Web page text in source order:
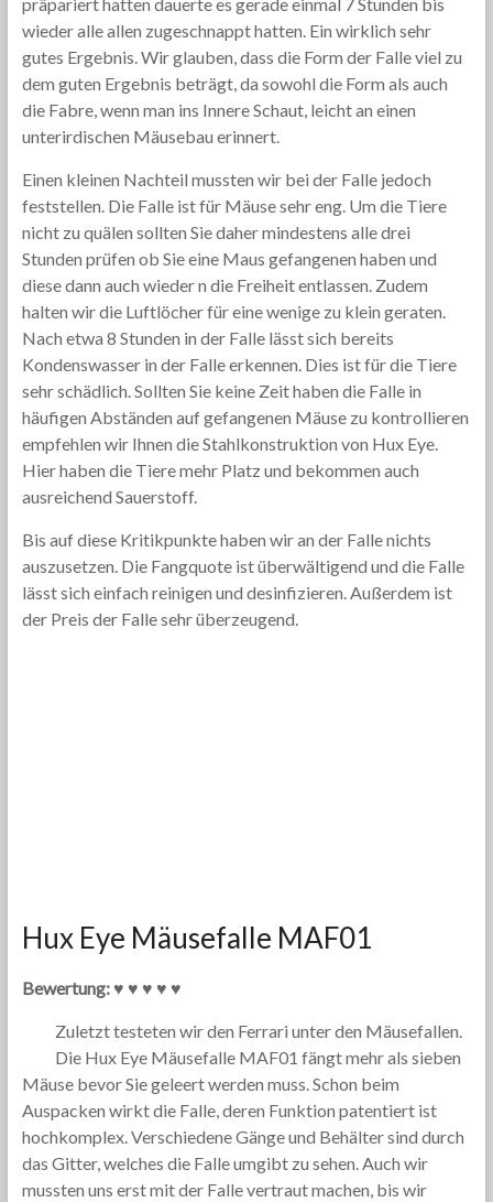
wieder alle allen zugeschnappt hatten. Ein wirklich sehr
gutes Ergebnis. Wir glauben, dass die Form der Falle viel zu
dem guten Ergebnis beträgt, da sowohl die Form als auch
die Fabre, wenn man ins Innere Schaut, leicht an einen
unterirdischen Mäusebau erinnert.
Einen kleinen Nachteil mussten wir bei der Falle jedoch
feststellen. Die Falle ist für Mäuse sehr eng. Um die Tiere
nicht zu quälen sollten Sie daher mindestens alle drei
Stunden prüfen ob Sie eine Maus gefangenen haben und
diese dann auch wieder n die Freiheit entlassen. Zudem
halten wir die Luftlöcher für eine wenige zu klein geraten.
Nach etwa 8 Stunden in der Falle lässt sich bereits
Kondenswasser in der Falle erkennen. Dies ist für die Tiere
sehr schädlich. Sollten Sie keine Zeit haben die Falle in
häufigen Abständen auf gefangenen Mäuse zu kontrollieren
empfehlen wir Ihnen die Stahlkonstruktion von Hux Eye.
Hier haben die Tiere mehr Platz und bekommen auch
ausreichend Sauerstoff.
Bis auf diese Kritikpunkte haben wir an der Falle nichts
auszusetzen. Die Fangquote ist überwältigend und die Falle
lässt sich einfach reinigen und desinfizieren. Außerdem ist
der Preis der Falle sehr überzeugend.
Hux Eye Mäusefalle MAF01
Bewertung: ♥ ♥ ♥ ♥ ♥
Zuletzt testeten wir den Ferrari unter den Mäusefallen.
Die Hux Eye Mäusefalle MAF01 fängt mehr als sieben
Mäuse bevor Sie geleert werden muss. Schon beim
Auspacken wirkt die Falle, deren Funktion patentiert ist
hochkomplex. Verschiedene Gänge und Behälter sind durch
das Gitter, welches die Falle umgibt zu sehen. Auch wir
mussten uns erst mit der Falle vertraut machen, bis wir